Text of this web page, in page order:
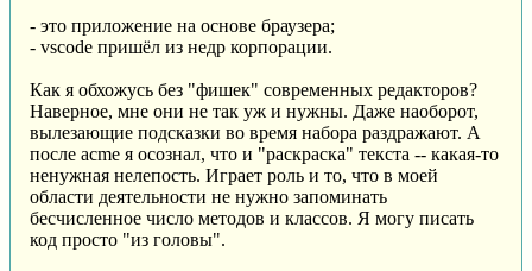
- это приложение на основе браузера;
- vscode пришёл из недр корпорации.
Как я обхожусь без "фишек" современных редакторов?
Наверное, мне они не так уж и нужны. Даже наоборот,
вылезающие подсказки во время набора раздражают. А
после acme я осознал, что и "раскраска" текста -- какая-то
ненужная нелепость. Играет роль и то, что в моей
области деятельности не нужно запоминать
бесчисленное число методов и классов. Я могу писать
код просто "из головы".